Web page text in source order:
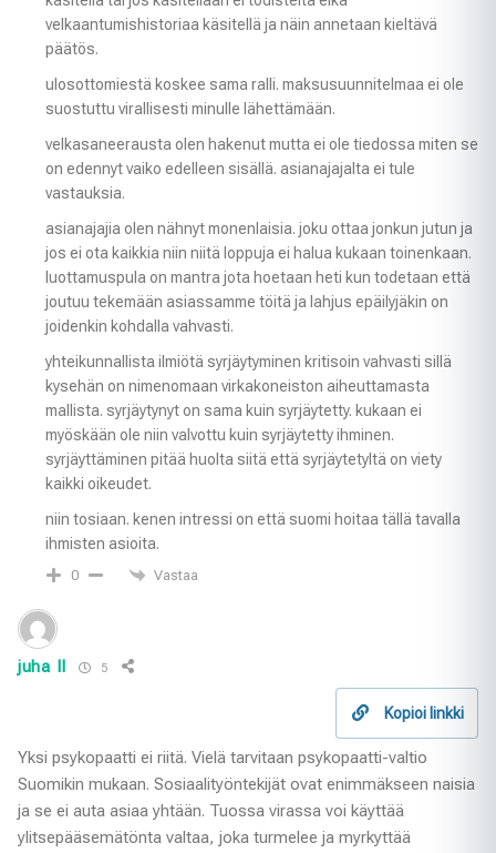
velkaantumishistoriaa käsitellä ja näin annetaan kieltävä
päätös.
ulosottomiestä koskee sama ralli. maksusuunnitelmaa ei ole
suostuttu virallisesti minulle lähettämään.
velkasaneerausta olen hakenut mutta ei ole tiedossa miten se
on edennyt vaiko edelleen sisällä. asianajajalta ei tule
vastauksia.
asianajajia olen nähnyt monenlaisia. joku ottaa jonkun jutun ja
jos ei ota kaikkia niin niitä loppuja ei halua kukaan toinenkaan.
luottamuspula on mantra jota hoetaan heti kun todetaan että
joutuu tekemään asiassamme töitä ja lahjus epäilyjäkin on
joidenkin kohdalla vahvasti.
yhteikunnallista ilmiötä syrjäytyminen kritisoin vahvasti sillä
kysehän on nimenomaan virkakoneiston aiheuttamasta
mallista. syrjäytynyt on sama kuin syrjäytetty. kukaan ei
myöskään ole niin valvottu kuin syrjäytetty ihminen.
syrjäyttäminen pitää huolta siitä että syrjäytetyltä on viety
kaikki oikeudet.
niin tosiaan. kenen intressi on että suomi hoitaa tällä tavalla
ihmisten asioita.
0 Vastaa
juha II 5
Kopioi linkki
Yksi psykopaatti ei riitä. Vielä tarvitaan psykopaatti-valtio
Suomikin mukaan. Sosiaalityöntekijät ovat enimmäkseen naisia
ja se ei auta asiaa yhtään. Tuossa virassa voi käyttää
ylitsepääsemätönta valtaa, joka turmelee ja myrkyttää